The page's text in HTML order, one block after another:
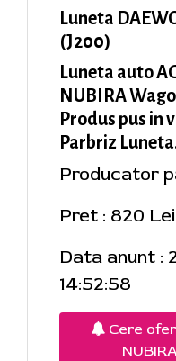
Luneta
(J200)
Luneta auto
NUBIRA
Produs pus in
Parbriz
Producator
Pret : 820 Lei
Data anunt :
14:52:58
Cere